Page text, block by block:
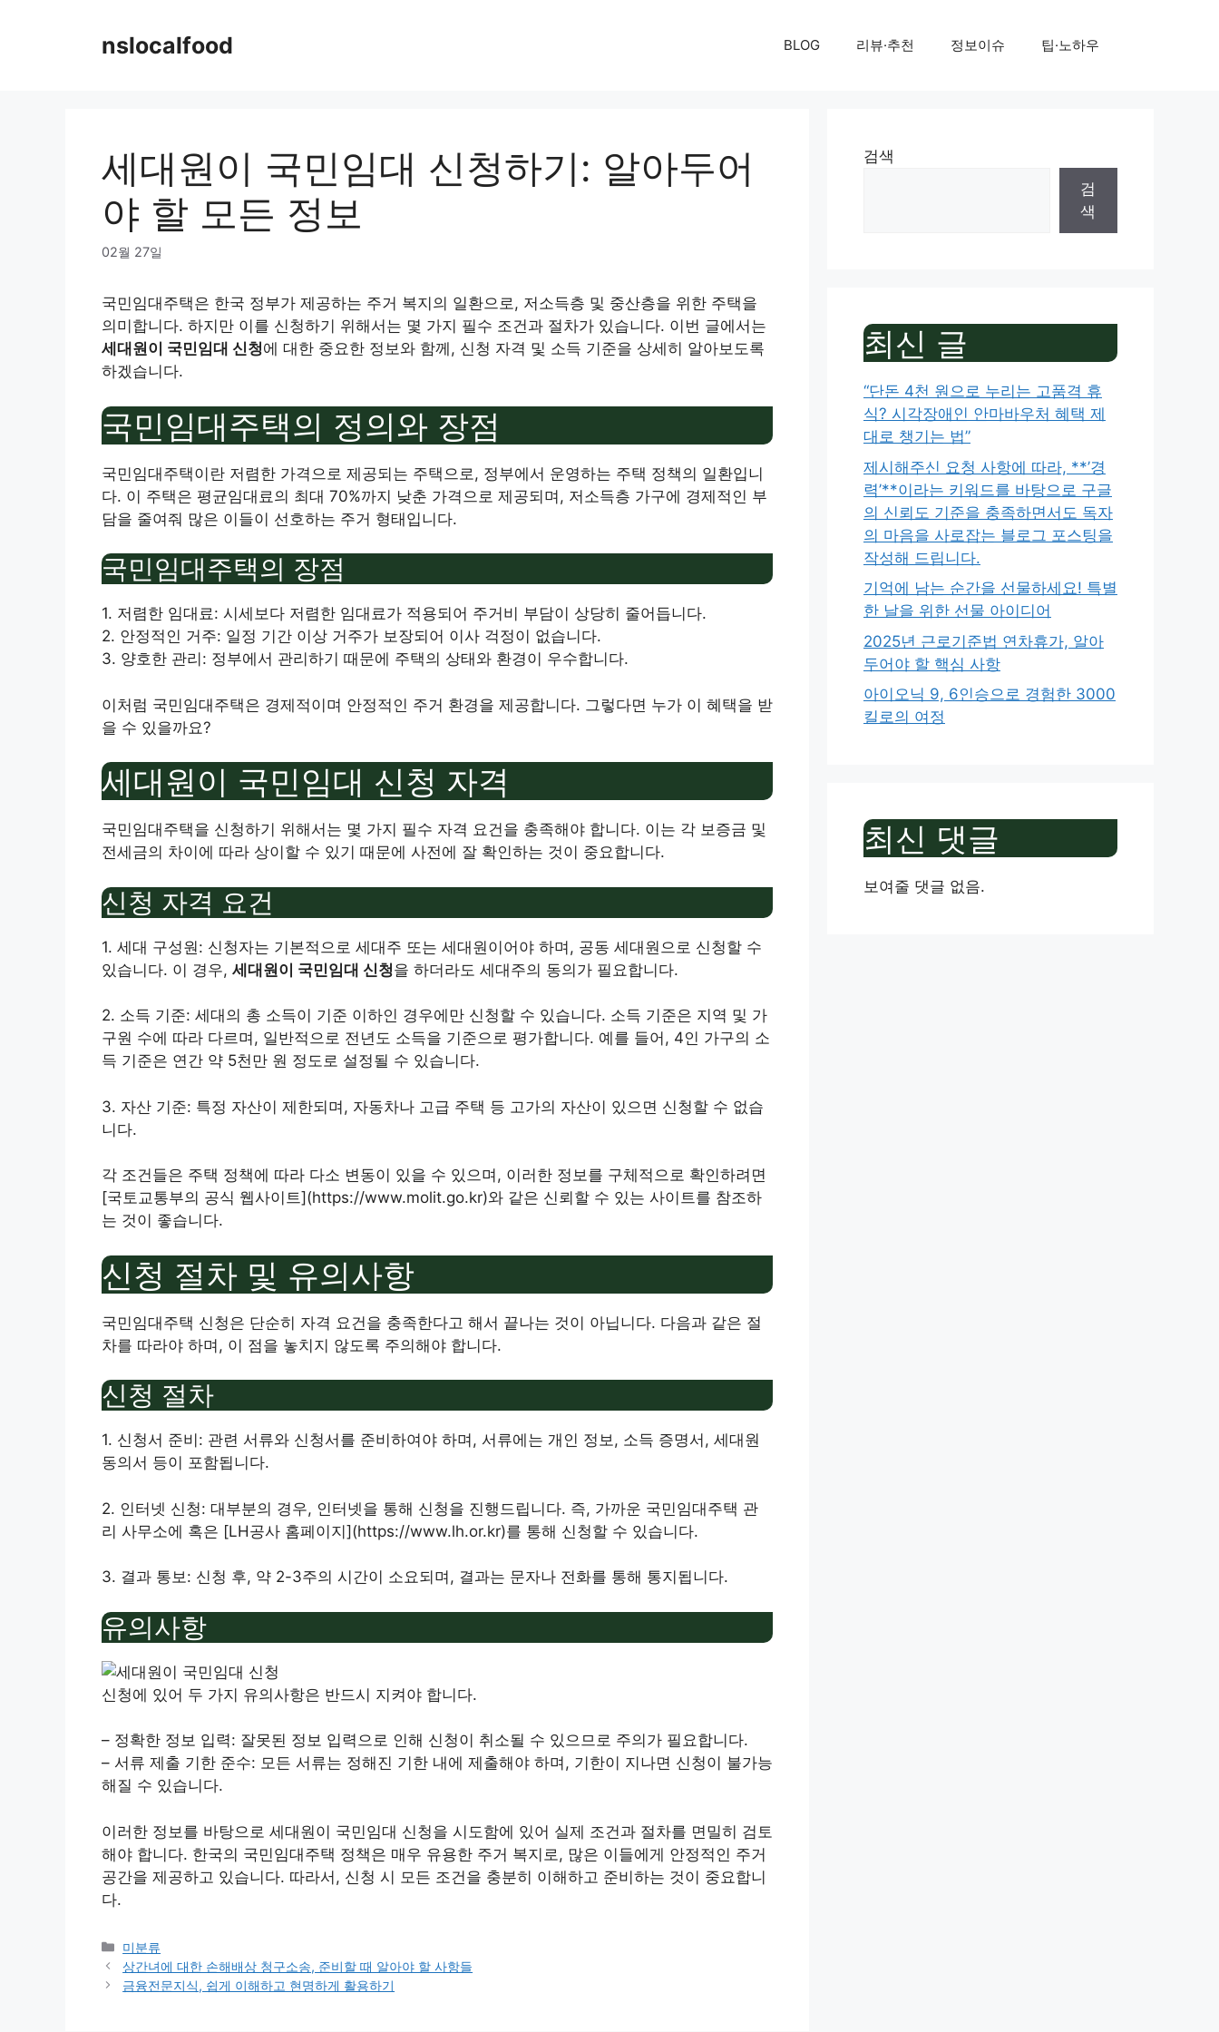
nslocalfood BLOG 리뷰·추천 정보이슈 팁·노하우
세대원이 국민임대 신청하기: 알아두어
야 할 모든 정보
02월 27일
국민임대주택은 한국 정부가 제공하는 주거 복지의 일환으로, 저소득층 및 중산층을 위한 주택을
의미합니다. 하지만 이를 신청하기 위해서는 몇 가지 필수 조건과 절차가 있습니다. 이번 글에서는
세대원이 국민임대 신청에 대한 중요한 정보와 함께, 신청 자격 및 소득 기준을 상세히 알아보도록
하겠습니다.
국민임대주택의 정의와 장점
국민임대주택이란 저렴한 가격으로 제공되는 주택으로, 정부에서 운영하는 주택 정책의 일환입니
다. 이 주택은 평균임대료의 최대 70%까지 낮춘 가격으로 제공되며, 저소득층 가구에 경제적인 부
담을 줄여줘 많은 이들이 선호하는 주거 형태입니다.
국민임대주택의 장점
1. 저렴한 임대료: 시세보다 저렴한 임대료가 적용되어 주거비 부담이 상당히 줄어듭니다.
2. 안정적인 거주: 일정 기간 이상 거주가 보장되어 이사 걱정이 없습니다.
3. 양호한 관리: 정부에서 관리하기 때문에 주택의 상태와 환경이 우수합니다.
이처럼 국민임대주택은 경제적이며 안정적인 주거 환경을 제공합니다. 그렇다면 누가 이 혜택을 받
을 수 있을까요?
세대원이 국민임대 신청 자격
국민임대주택을 신청하기 위해서는 몇 가지 필수 자격 요건을 충족해야 합니다. 이는 각 보증금 및
전세금의 차이에 따라 상이할 수 있기 때문에 사전에 잘 확인하는 것이 중요합니다.
신청 자격 요건
1. 세대 구성원: 신청자는 기본적으로 세대주 또는 세대원이어야 하며, 공동 세대원으로 신청할 수
있습니다. 이 경우, 세대원이 국민임대 신청을 하더라도 세대주의 동의가 필요합니다.
2. 소득 기준: 세대의 총 소득이 기준 이하인 경우에만 신청할 수 있습니다. 소득 기준은 지역 및 가
구원 수에 따라 다르며, 일반적으로 전년도 소득을 기준으로 평가합니다. 예를 들어, 4인 가구의 소
득 기준은 연간 약 5천만 원 정도로 설정될 수 있습니다.
3. 자산 기준: 특정 자산이 제한되며, 자동차나 고급 주택 등 고가의 자산이 있으면 신청할 수 없습
니다.
각 조건들은 주택 정책에 따라 다소 변동이 있을 수 있으며, 이러한 정보를 구체적으로 확인하려면
[국토교통부의 공식 웹사이트](https://www.molit.go.kr)와 같은 신뢰할 수 있는 사이트를 참조하
는 것이 좋습니다.
신청 절차 및 유의사항
국민임대주택 신청은 단순히 자격 요건을 충족한다고 해서 끝나는 것이 아닙니다. 다음과 같은 절
차를 따라야 하며, 이 점을 놓치지 않도록 주의해야 합니다.
신청 절차
1. 신청서 준비: 관련 서류와 신청서를 준비하여야 하며, 서류에는 개인 정보, 소득 증명서, 세대원
동의서 등이 포함됩니다.
2. 인터넷 신청: 대부분의 경우, 인터넷을 통해 신청을 진행드립니다. 즉, 가까운 국민임대주택 관
리 사무소에 혹은 [LH공사 홈페이지](https://www.lh.or.kr)를 통해 신청할 수 있습니다.
3. 결과 통보: 신청 후, 약 2-3주의 시간이 소요되며, 결과는 문자나 전화를 통해 통지됩니다.
유의사항
신청에 있어 두 가지 유의사항은 반드시 지켜야 합니다.
– 정확한 정보 입력: 잘못된 정보 입력으로 인해 신청이 취소될 수 있으므로 주의가 필요합니다.
– 서류 제출 기한 준수: 모든 서류는 정해진 기한 내에 제출해야 하며, 기한이 지나면 신청이 불가능
해질 수 있습니다.
이러한 정보를 바탕으로 세대원이 국민임대 신청을 시도함에 있어 실제 조건과 절차를 면밀히 검토
해야 합니다. 한국의 국민임대주택 정책은 매우 유용한 주거 복지로, 많은 이들에게 안정적인 주거
공간을 제공하고 있습니다. 따라서, 신청 시 모든 조건을 충분히 이해하고 준비하는 것이 중요합니
다.
Categories
미분류
상간녀에 대한 손해배상 청구소송, 준비할 때 알아야 할 사항들
금융전문지식, 쉽게 이해하고 현명하게 활용하기
검색
검
색
최신 글
“단돈 4천 원으로 누리는 고품격 휴
식? 시각장애인 안마바우처 혜택 제
대로 챙기는 법”
제시해주신 요청 사항에 따라, **’경
력’**이라는 키워드를 바탕으로 구글
의 신뢰도 기준을 충족하면서도 독자
의 마음을 사로잡는 블로그 포스팅을
작성해 드립니다.
기억에 남는 순간을 선물하세요! 특별
한 날을 위한 선물 아이디어
2025년 근로기준법 연차휴가, 알아
두어야 할 핵심 사항
아이오닉 9, 6인승으로 경험한 3000
킬로의 여정
최신 댓글
보여줄 댓글 없음.